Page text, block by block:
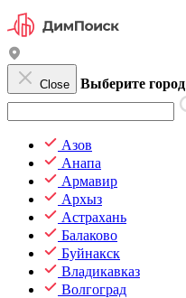
Close Выберите город
Азов
Анапа
Армавир
Архыз
Астрахань
Балаково
Буйнакск
Владикавказ
Волгоград